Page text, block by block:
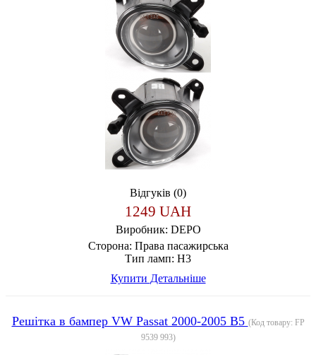
Відгуків (0)
1249 UAH
Виробник: DEPO
Сторона: Права пасажирська
Тип ламп: Н3
Купити Детальніше
Решітка в бампер VW Passat 2000-2005 B5 (Код товару: FP
9539 993)